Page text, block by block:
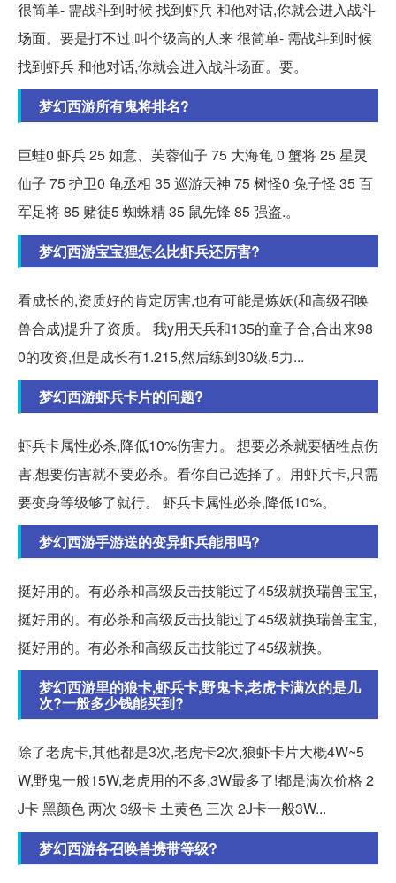
很简单- 需战斗到时候 找到虾兵 和他对话,你就会进入战斗
场面。要是打不过,叫个级高的人来 很简单- 需战斗到时候
找到虾兵 和他对话,你就会进入战斗场面。要。
梦幻西游所有鬼将排名?
巨蛙0 虾兵 25 如意、芙蓉仙子 75 大海龟 0 蟹将 25 星灵
仙子 75 护卫0 龟丞相 35 巡游天神 75 树怪0 兔子怪 35 百
军足将 85 赌徒5 蜘蛛精 35 鼠先锋 85 强盗.。
梦幻西游宝宝狸怎么比虾兵还厉害?
看成长的,资质好的肯定厉害,也有可能是炼妖(和高级召唤
兽合成)提升了资质。 我y用天兵和135的童子合,合出来98
0的攻资,但是成长有1.215,然后练到30级,5力...
梦幻西游虾兵卡片的问题?
虾兵卡属性必杀,降低10%伤害力。 想要必杀就要牺牲点伤
害,想要伤害就不要必杀。看你自己选择了。用虾兵卡,只需
要变身等级够了就行。 虾兵卡属性必杀,降低10%。
梦幻西游手游送的变异虾兵能用吗?
挺好用的。有必杀和高级反击技能过了45级就换瑞兽宝宝,
挺好用的。有必杀和高级反击技能过了45级就换瑞兽宝宝,
挺好用的。有必杀和高级反击技能过了45级就换。
梦幻西游里的狼卡,虾兵卡,野鬼卡,老虎卡满次的是几
次?一般多少钱能买到?
除了老虎卡,其他都是3次,老虎卡2次,狼虾卡片大概4W~5
W,野鬼一般15W,老虎用的不多,3W最多了!都是满次价格 2
J卡 黑颜色 两次 3级卡 土黄色 三次 2J卡一般3W...
梦幻西游各召唤兽携带等级?